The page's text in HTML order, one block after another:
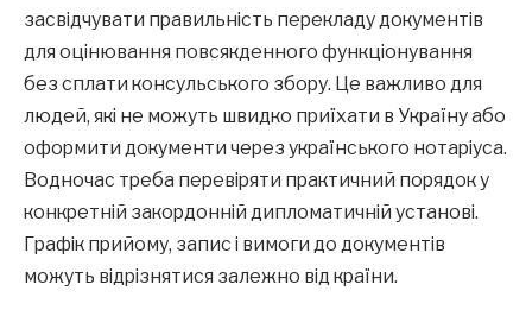
засвідчувати правильність перекладу документів
для оцінювання повсякденного функціонування
без сплати консульського збору. Це важливо для
людей, які не можуть швидко приїхати в Україну або
оформити документи через українського нотаріуса.
Водночас треба перевіряти практичний порядок у
конкретній закордонній дипломатичній установі.
Графік прийому, запис і вимоги до документів
можуть відрізнятися залежно від країни.